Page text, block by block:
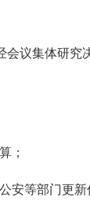
集体研究
；
等部门更新